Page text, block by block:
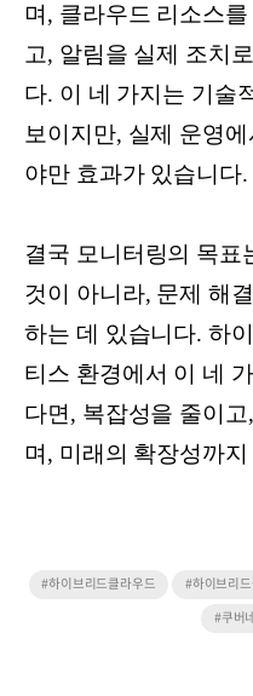
며, 클라우드 리소스
고, 알림을 실제 조치
다. 이 네 가지는 기술
보이지만, 실제 운영
야만 효과가 있습니다.
결국 모니터링의 목표
것이 아니라, 문제 해
하는 데 있습니다. 하
티스 환경에서 이 네
다면, 복잡성을 줄이
며, 미래의 확장성까
#하이브리드클라우드 #하이브리
#쿠버